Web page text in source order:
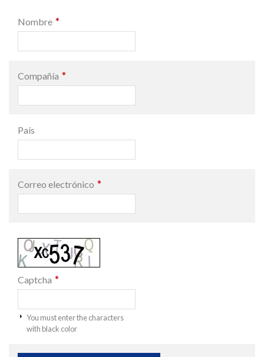
Nombre *
Compañía *
País
Correo electrónico *
Captcha *
You must enter the characters
with black color